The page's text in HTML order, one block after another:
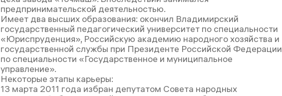
предпринимательской деятельностью.
Имеет два высших образования: окончил Владимирский
государственный педагогический университет по специальности
«Юриспруденция», Российскую академию народного хозяйства и
государственной службы при Президенте Российской Федерации
по специальности «Государственное и муниципальное
управление».
Некоторые этапы карьеры:
13 марта 2011 года избран депутатом Совета народных